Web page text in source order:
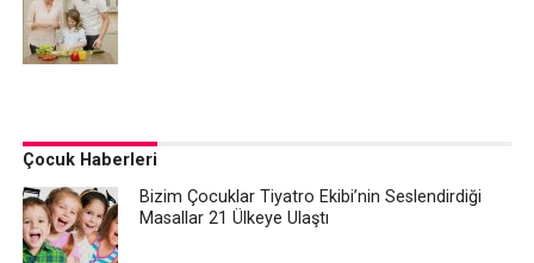
Çocuk Haberleri
Bizim Çocuklar Tiyatro Ekibi’nin Seslendirdiği
Masallar 21 Ülkeye Ulaştı